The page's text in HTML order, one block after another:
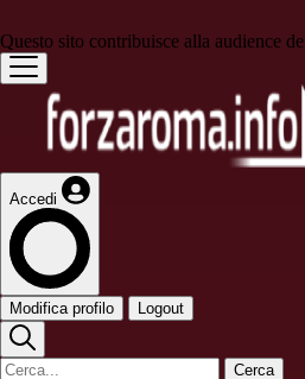
Questo sito contribuisce alla audience de
Accedi
Modifica profilo Logout
Cerca